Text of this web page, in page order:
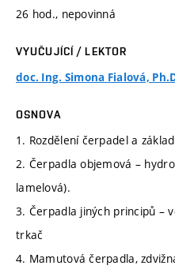
26 hod., nepovinná
VYUČUJÍCÍ / LEKTOR
doc. Ing. Simona Fialová,
OSNOVA
1. Rozdělení čerpadel a
2. Čerpadla objemová –
lamelová).
3. Čerpadla jiných principů –
trkač
4. Mamutová čerpadla,